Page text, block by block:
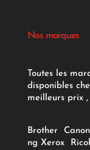
Nos marques
Toutes les
disponibles
meilleurs prix ,
Brother Canon
ng Xerox